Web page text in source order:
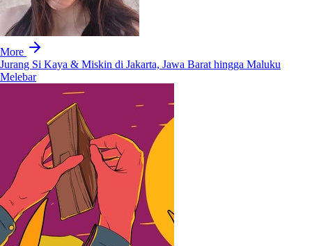
More
Jurang Si Kaya & Miskin di Jakarta, Jawa Barat hingga Maluku
Melebar